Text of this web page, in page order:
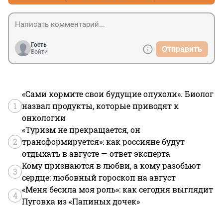
Гость
Войти
Отправить
1
«Сами кормите свои будущие опухоли». Биолог
назвал продукты, которые приводят к
онкологии
2
«Туризм не прекращается, он
трансформируется»: как россияне будут
отдыхать в августе — ответ эксперта
3
Кому признаются в любви, а кому разобьют
сердце: любовный гороскоп на август
4
«Меня бесила моя роль»: как сегодня выглядит
Пуговка из «Папиных дочек»